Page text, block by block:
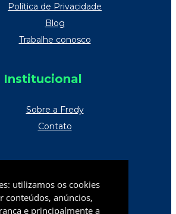
utilizamos os cookies
conteúdos, anúncios,
e principalmente a
Política de Privacidade
Blog
Trabalhe conosco
Institucional
Sobre a Fredy
Contato
Catarinense(47) 2105-9800